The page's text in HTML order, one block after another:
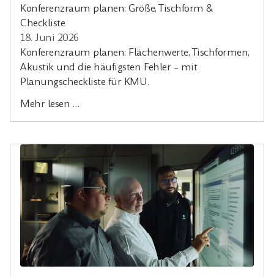
Konferenzraum planen: Größe, Tischform &
Checkliste
18. Juni 2026
Konferenzraum planen: Flächenwerte, Tischformen,
Akustik und die häufigsten Fehler – mit
Planungscheckliste für KMU.
Mehr lesen …